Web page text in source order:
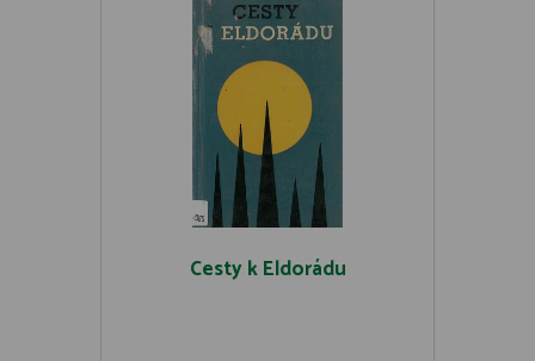
Cesty k Eldorádu